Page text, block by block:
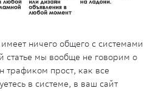
ничего общего с системами
статье мы вообще не говорим о
трафиком прост, как все
в системе, в ваш сайт